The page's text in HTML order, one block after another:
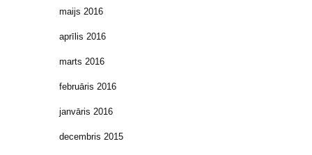
maijs 2016
aprīlis 2016
marts 2016
februāris 2016
janvāris 2016
decembris 2015